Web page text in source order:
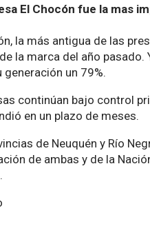
El Chocón fue la mas
la más antigua de las
la marca del año
generación un 79%.
continúan bajo control
en un plazo de meses.
de Neuquén y Río
de ambas y de la